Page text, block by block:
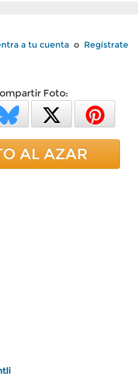
a tu cuenta o Regístrate
Foto:
AL AZAR